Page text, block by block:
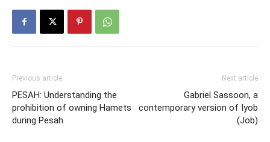
Previous article
PESAH: Understanding the
prohibition of owning Hamets
during Pesah
Next article
Gabriel Sassoon, a
contemporary version of Iyob
(Job)